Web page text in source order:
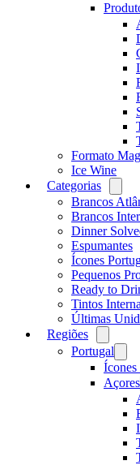
Formato
Ice Wine
Categorias
menu
Brancos
Brancos
Dinner
Espumantes
Ícones
Pequenos
Ready to
Tintos
Últimas
Regiões
menu
Portugal
Ícones
Açores